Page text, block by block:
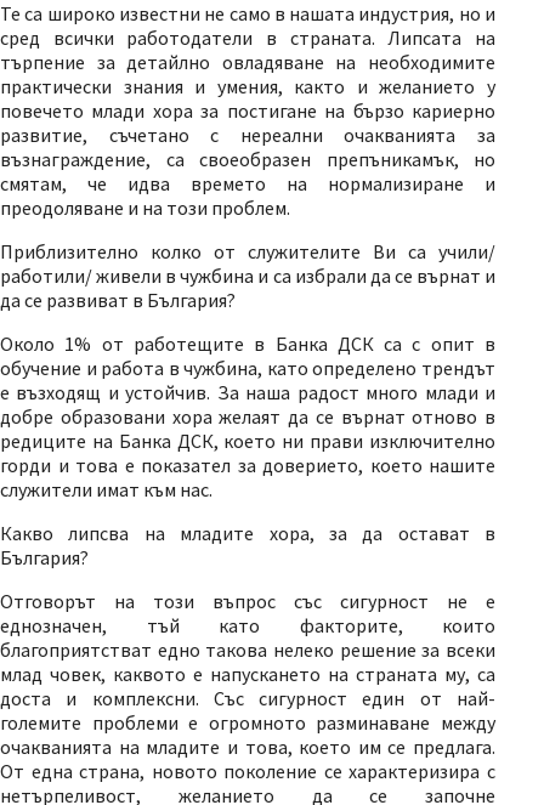
Те са широко известни не само в нашата индустрия, но и
сред всички работодатели в страната. Липсата на
търпение за детайлно овладяване на необходимите
практически знания и умения, както и желанието у
повечето млади хора за постигане на бързо кариерно
развитие, съчетано с нереални очакванията за
възнаграждение, са своеобразен препъникамък, но
смятам, че идва времето на нормализиране и
преодоляване и на този проблем.
Приблизително колко от служителите Ви са учили/
работили/ живели в чужбина и са избрали да се върнат и
да се развиват в България?
Около 1% от работещите в Банка ДСК са с опит в
обучение и работа в чужбина, като определено трендът
е възходящ и устойчив. За наша радост много млади и
добре образовани хора желаят да се върнат отново в
редиците на Банка ДСК, което ни прави изключително
горди и това е показател за доверието, което нашите
служители имат към нас.
Какво липсва на младите хора, за да остават в
България?
Отговорът на този въпрос със сигурност не е
еднозначен, тъй като факторите, които
благоприятстват едно такова нелеко решение за всеки
млад човек, каквото е напускането на страната му, са
доста и комплексни. Със сигурност един от най-
големите проблеми е огромното разминаване между
очакванията на младите и това, което им се предлага.
От една страна, новото поколение се характеризира с
нетърпеливост, желанието да се започне